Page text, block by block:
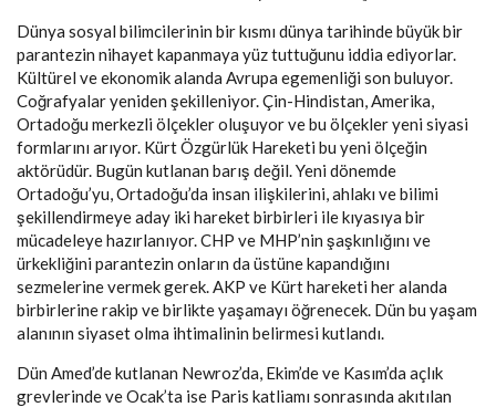
Dünya sosyal bilimcilerinin bir kısmı dünya tarihinde büyük bir
parantezin nihayet kapanmaya yüz tuttuğunu iddia ediyorlar.
Kültürel ve ekonomik alanda Avrupa egemenliği son buluyor.
Coğrafyalar yeniden şekilleniyor. Çin-Hindistan, Amerika,
Ortadoğu merkezli ölçekler oluşuyor ve bu ölçekler yeni siyasi
formlarını arıyor. Kürt Özgürlük Hareketi bu yeni ölçeğin
aktörüdür. Bugün kutlanan barış değil. Yeni dönemde
Ortadoğu’yu, Ortadoğu’da insan ilişkilerini, ahlakı ve bilimi
şekillendirmeye aday iki hareket birbirleri ile kıyasıya bir
mücadeleye hazırlanıyor. CHP ve MHP’nin şaşkınlığını ve
ürkekliğini parantezin onların da üstüne kapandığını
sezmelerine vermek gerek. AKP ve Kürt hareketi her alanda
birbirlerine rakip ve birlikte yaşamayı öğrenecek. Dün bu yaşam
alanının siyaset olma ihtimalinin belirmesi kutlandı.
Dün Amed’de kutlanan Newroz’da, Ekim’de ve Kasım’da açlık
grevlerinde ve Ocak’ta ise Paris katliamı sonrasında akıtılan